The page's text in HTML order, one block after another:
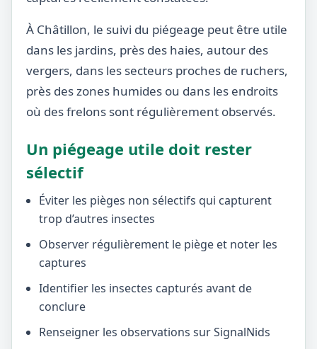
À Châtillon, le suivi du piégeage peut être utile
dans les jardins, près des haies, autour des
vergers, dans les secteurs proches de ruchers,
près des zones humides ou dans les endroits
où des frelons sont régulièrement observés.
Un piégeage utile doit rester
sélectif
Éviter les pièges non sélectifs qui capturent
trop d’autres insectes
Observer régulièrement le piège et noter les
captures
Identifier les insectes capturés avant de
conclure
Renseigner les observations sur SignalNids